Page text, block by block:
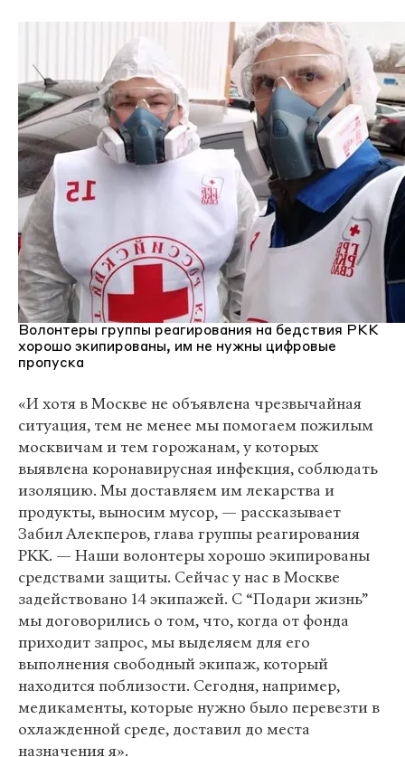
Волонтеры группы реагирования на бедствия РКК
хорошо экипированы, им не нужны цифровые
пропуска
«И хотя в Москве не объявлена чрезвычайная
ситуация, тем не менее мы помогаем пожилым
москвичам и тем горожанам, у которых
выявлена коронавирусная инфекция, соблюдать
изоляцию. Мы доставляем им лекарства и
продукты, выносим мусор, — рассказывает
Забил Алекперов, глава группы реагирования
РКК. — Наши волонтеры хорошо экипированы
средствами защиты. Сейчас у нас в Москве
задействовано 14 экипажей. С “Подари жизнь”
мы договорились о том, что, когда от фонда
приходит запрос, мы выделяем для его
выполнения свободный экипаж, который
находится поблизости. Сегодня, например,
медикаменты, которые нужно было перевезти в
охлажденной среде, доставил до места
назначения я».